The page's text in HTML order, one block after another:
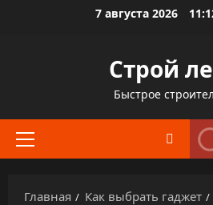
7 августа 2026
Строй
Быстрое
Основное
Главная
Как выбрать гаджет